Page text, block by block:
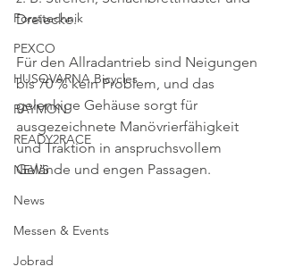
Forsttechnik
PEXCO
HUSQVARNA Bicycles
RAYMON
READY2RACE
NEWS
News
Messen & Events
Jobrad
Dreiecke.
Für den Allradantrieb sind Neigungen
bis 70 % kein Problem, und das
gelenkige Gehäuse sorgt für
ausgezeichnete Manövrierfähigkeit
und Traktion in anspruchsvollem
Gelände und engen Passagen.